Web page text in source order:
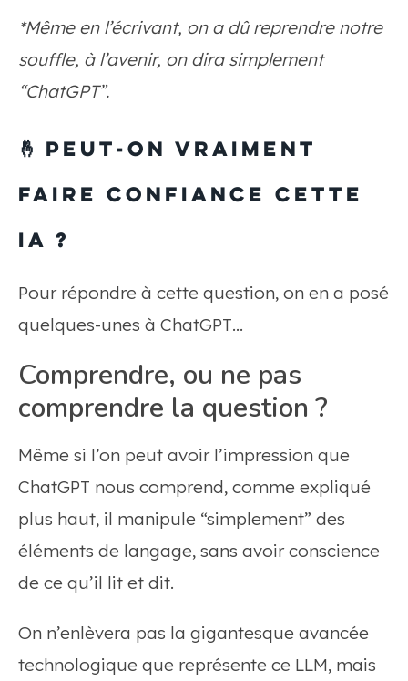
*Même en l’écrivant, on a dû reprendre notre
souffle, à l’avenir, on dira simplement
“ChatGPT”.
🤞 Peut-on vraiment
faire confiance cette
IA ?
Pour répondre à cette question, on en a posé
quelques-unes à ChatGPT…
Comprendre, ou ne pas
comprendre la question ?
Même si l’on peut avoir l’impression que
ChatGPT nous comprend, comme expliqué
plus haut, il manipule “simplement” des
éléments de langage, sans avoir conscience
de ce qu’il lit et dit.
On n’enlèvera pas la gigantesque avancée
technologique que représente ce LLM, mais